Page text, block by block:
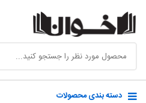
دسته بندی محصولات